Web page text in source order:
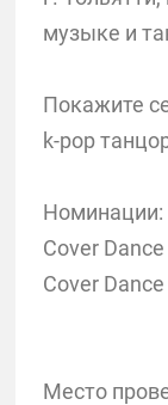
музыке и
Покажите
k-pop
Номинации:
Cover
Cover
Место